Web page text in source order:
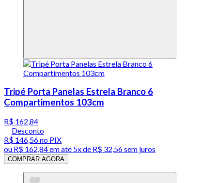
Tripé Porta Panelas Estrela Branco 6
Compartimentos 103cm
R$ 162,84
Desconto
R$ 146,56no PIX
ou R$ 162,84em até 5x de R$ 32,56 sem juros
COMPRAR AGORA